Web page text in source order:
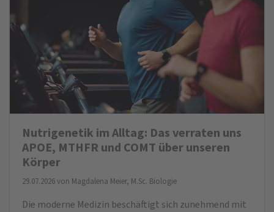
Nutrigenetik im Alltag: Das verraten uns
APOE, MTHFR und COMT über unseren
Körper
29.07.2026 von Magdalena Meier, M.Sc. Biologie
Die moderne Medizin beschäftigt sich zunehmend mit